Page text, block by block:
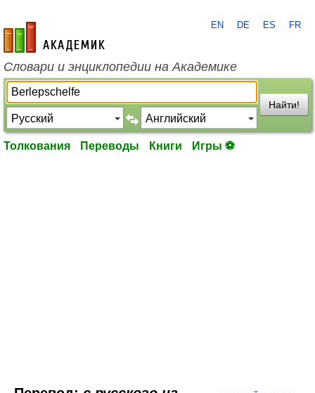
academic.ru
EN DE ES FR
Словари и энциклопедии на Академике
Найти!
Толкования Переводы Книги Игры ⚽